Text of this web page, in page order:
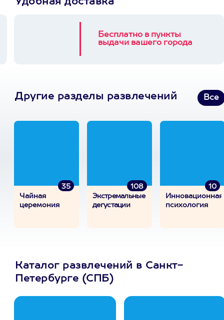
Удобная доставка
Бесплатно в пункты
выдачи вашего города
Другие разделы развлечений Все
35
Чайная
церемония
108
Экстремальные
дегустации
10
Инновационная
психология
Каталог развлечений в Санкт-
Петербурге (СПБ)